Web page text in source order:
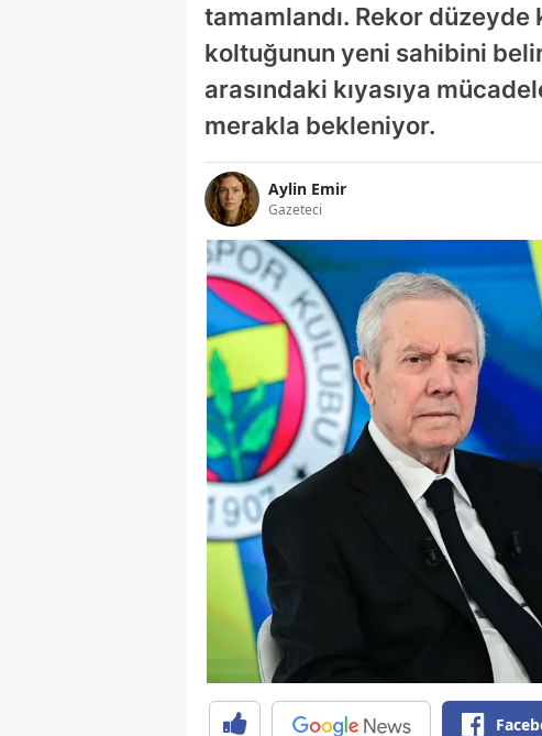
tamamlandı. Rekor düzeyde
koltuğunun yeni sahibini
arasındaki kıyasıya
merakla bekleniyor.
Aylin Emir
Gazeteci